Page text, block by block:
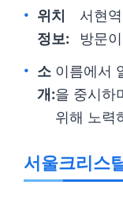
위치
정보:
서현
방문
소
개:
이름에서
을 중시하
위해 노력
서울크리스